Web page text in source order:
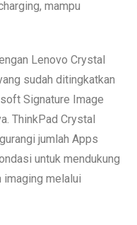
mampu
Lenovo Crystal
sudah ditingkatkan
Signature Image
ThinkPad Crystal
jumlah Apps
untuk mendukung
imaging melalui